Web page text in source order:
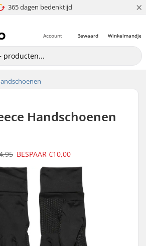
365 dagen bedenktijd
4.8 van 5 ×
Winkelmandje
Bewaard
Account
Handschoenen
BESPAAR €10,00